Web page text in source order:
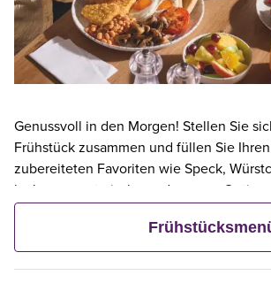
Genussvoll in den Morgen! Stellen Sie
Frühstück zusammen und füllen Sie
zubereiteten Favoriten wie Speck,
leckere vegetarische und vegane
kontinentalen Köstlichkeiten wie Obst,
Gebäck. Und wenn ein Erwachsener ein
bestellt, frühstücken bis zu zwei Kinder